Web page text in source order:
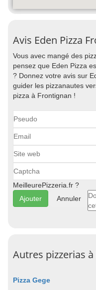
Avis Eden Pizza
Vous avec mangé des
pensez que Eden Pizza
? Donnez votre avis sur
guider les pizzanautes
pizza à Frontignan !
MeilleurePizzeria.fr ?
Annuler
Autres pizzerias
Pizza Gege